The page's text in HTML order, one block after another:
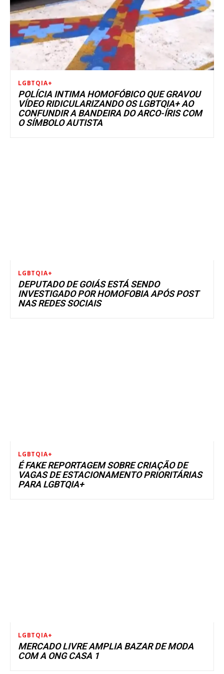
LGBTQIA+
POLÍCIA INTIMA HOMOFÓBICO QUE GRAVOU
VÍDEO RIDICULARIZANDO OS LGBTQIA+ AO
CONFUNDIR A BANDEIRA DO ARCO-ÍRIS COM
O SÍMBOLO AUTISTA
LGBTQIA+
DEPUTADO DE GOIÁS ESTÁ SENDO
INVESTIGADO POR HOMOFOBIA APÓS POST
NAS REDES SOCIAIS
LGBTQIA+
É FAKE REPORTAGEM SOBRE CRIAÇÃO DE
VAGAS DE ESTACIONAMENTO PRIORITÁRIAS
PARA LGBTQIA+
LGBTQIA+
MERCADO LIVRE AMPLIA BAZAR DE MODA
COM A ONG CASA 1